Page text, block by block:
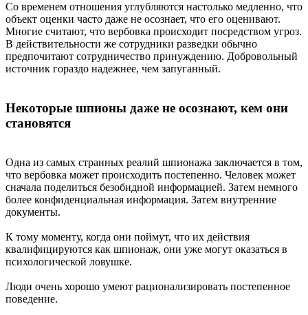
Со временем отношения углубляются настолько медленно, что
объект оценки часто даже не осознает, что его оценивают.
Многие считают, что вербовка происходит посредством угроз.
В действительности же сотрудники разведки обычно
предпочитают сотрудничество принуждению. Добровольный
источник гораздо надежнее, чем запуганный.
Некоторые шпионы даже не осознают, кем они
становятся
Одна из самых странных реалий шпионажа заключается в том,
что вербовка может происходить постепенно. Человек может
сначала поделиться безобидной информацией. Затем немного
более конфиденциальная информация. Затем внутренние
документы.
К тому моменту, когда они поймут, что их действия
квалифицируются как шпионаж, они уже могут оказаться в
психологической ловушке.
Люди очень хорошо умеют рационализировать постепенное
поведение.